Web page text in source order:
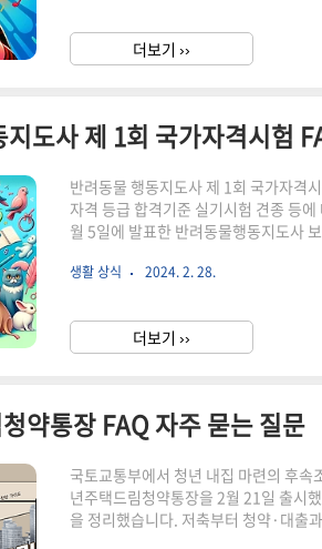
로도 노래를 식별해주는 어플리케이션
다면 미도미를 통해 쉽게 제목을 찾아
더보기 ››
지도사 제 1회 국가자격시험
반려동물 행동지도사 제 1회 국가자격
자격 등급 합격기준 실기시험 견종 등
월 5일에 발표한 반려동물행동지도사
들과 더욱 행복하고 건강한 삶을 위해
격시험 개요는 아래 글을 참고하세요.
세 이상 응시과목 자격 합격기준다섯
생활 상식 2024. 2. 28.
더보기 ››
약통장 FAQ 자주 묻는 질문
국토교통부에서 청년 내집 마련의 후
년주택드림청약통장을 2월 21일 출시
을 정리했습니다. 저축부터 청약·대출